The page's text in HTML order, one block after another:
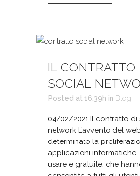
IL CONTRATTO
SOCIAL
Posted at 16:39h in Blog
04/02/2021 Il contratto di
network L’avvento del
determinato la
applicazioni informatiche,
usare e gratuite, che